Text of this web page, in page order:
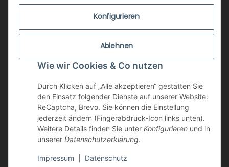
Konfigurieren
Ablehnen
Wie wir Cookies & Co nutzen
Durch Klicken auf „Alle akzeptieren“ gestatten Sie
den Einsatz folgender Dienste auf unserer Website:
ReCaptcha, Brevo. Sie können die Einstellung
jederzeit ändern (Fingerabdruck-Icon links unten).
Weitere Details finden Sie unter Konfigurieren und in
unserer Datenschutzerklärung.
Impressum Datenschutz
ZUSTANDSBEWERTUNG
ZAHLUNGSMÖGLICHKEITEN
AGB
WIDERRUFSRECHT
DATENSCHUTZ
NEWSLETTER